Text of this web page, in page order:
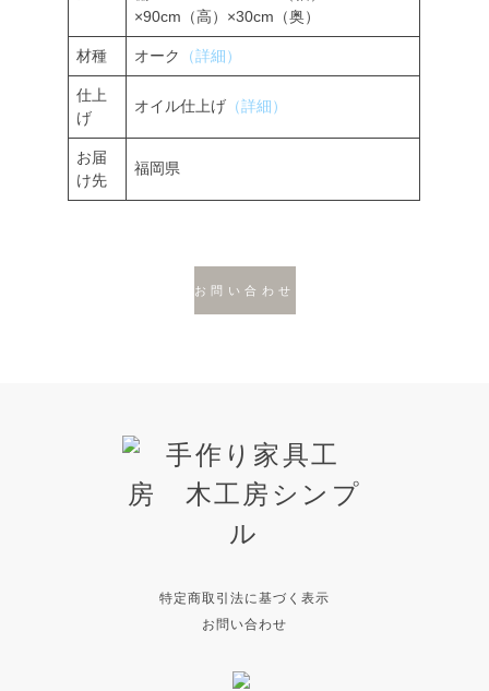
×90cm（高）×30cm（奥）
材種 オーク （詳細）
仕上
げ
オイル仕上げ （詳細）
お届
け先
福岡県
お問い合わせ
特定商取引法に基づく表示
お問い合わせ